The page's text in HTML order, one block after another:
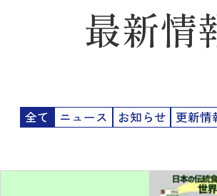
最新情
全て ニュース お知らせ 更新情